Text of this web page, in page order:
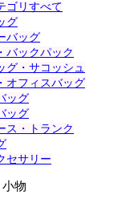
ゴリすべて
グ
バッグ
バックパック
グ・サコッシュ
オフィスバッグ
ッグ
ッグ
ス・トランク
セサリー
物